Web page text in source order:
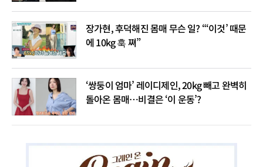
장가현, 후덕해진 몸매 무슨 일? “‘이것’ 때문
에 10kg 훅 쪄”
‘쌍둥이 엄마’ 레이디제인, 20kg 빼고 완벽히
돌아온 몸매…비결은 ‘이 운동’?